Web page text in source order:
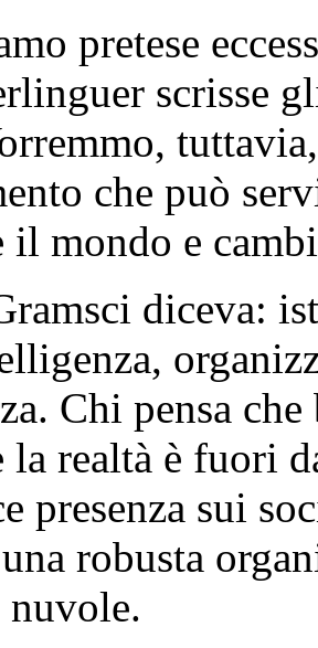
pretese
scrisse
che può
il mondo e
diceva:
Chi pensa
la realtà è fuori
presenza sui
robusta